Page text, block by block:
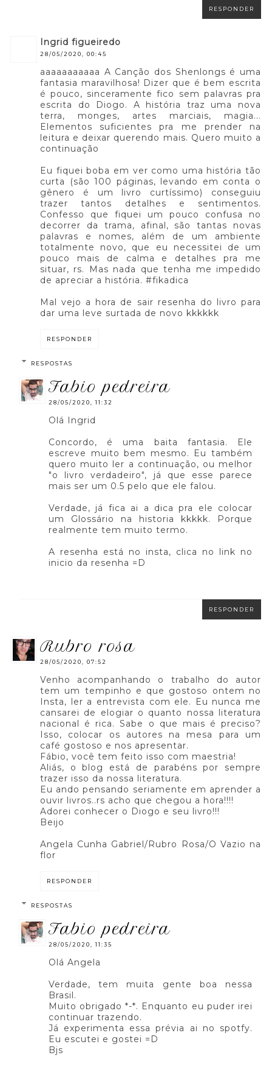
RESPONDER
ingrid figueiredo
28/05/2020, 00:45
aaaaaaaaaaa A Canção dos Shenlongs é uma
fantasia maravilhosa! Dizer que é bem escrita
é pouco, sinceramente fico sem palavras pra
escrita do Diogo. A história traz uma nova
terra, monges, artes marciais, magia...
Elementos suficientes pra me prender na
leitura e deixar querendo mais. Quero muito a
continuação
Eu fiquei boba em ver como uma história tão
curta (são 100 páginas, levando em conta o
gênero é um livro curtíssimo) conseguiu
trazer tantos detalhes e sentimentos.
Confesso que fiquei um pouco confusa no
decorrer da trama, afinal, são tantas novas
palavras e nomes, além de um ambiente
totalmente novo, que eu necessitei de um
pouco mais de calma e detalhes pra me
situar, rs. Mas nada que tenha me impedido
de apreciar a história. #fikadica
Mal vejo a hora de sair resenha do livro para
dar uma leve surtada de novo kkkkkk
RESPONDER
RESPOSTAS
fabio pedreira
28/05/2020, 11:32
Olá Ingrid
Concordo, é uma baita fantasia. Ele
escreve muito bem mesmo. Eu também
quero muito ler a continuação, ou melhor
"o livro verdadeiro", já que esse parece
mais ser um 0.5 pelo que ele falou.
Verdade, já fica ai a dica pra ele colocar
um Glossário na historia kkkkk. Porque
realmente tem muito termo.
A resenha está no insta, clica no link no
inicio da resenha =D
RESPONDER
rubro rosa
28/05/2020, 07:52
Venho acompanhando o trabalho do autor
tem um tempinho e que gostoso ontem no
Insta, ler a entrevista com ele. Eu nunca me
cansarei de elogiar o quanto nossa literatura
nacional é rica. Sabe o que mais é preciso?
Isso, colocar os autores na mesa para um
café gostoso e nos apresentar.
Fábio, você tem feito isso com maestria!
Aliás, o blog está de parabéns por sempre
trazer isso da nossa literatura.
Eu ando pensando seriamente em aprender a
ouvir livros..rs acho que chegou a hora!!!!
Adorei conhecer o Diogo e seu livro!!!
Beijo
Angela Cunha Gabriel/Rubro Rosa/O Vazio na
flor
RESPONDER
RESPOSTAS
fabio pedreira
28/05/2020, 11:35
Olá Angela
Verdade, tem muita gente boa nessa
Brasil.
Muito obrigado *-*. Enquanto eu puder irei
continuar trazendo.
Já experimenta essa prévia ai no spotfy.
Eu escutei e gostei =D
Bjs